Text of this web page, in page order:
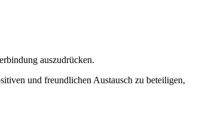
auszudrücken.
und freundlichen Austausch zu beteiligen,